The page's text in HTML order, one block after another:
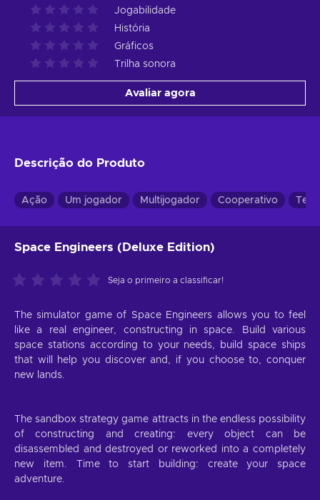
Jogabilidade
História
Gráficos
Trilha sonora
Avaliar agora
Descrição do Produto
Ação Um jogador Multijogador Cooperativo
Space Engineers (Deluxe Edition)
Seja o primeiro a classificar!
The simulator game of Space Engineers allows you to feel
like a real engineer, constructing in space. Build various
space stations according to your needs, build space ships
that will help you discover and, if you choose to, conquer
new lands.
The sandbox strategy game attracts in the endless possibility
of constructing and creating: every object can be
disassembled and destroyed or reworked into a completely
new item. Time to start building: create your space
adventure.